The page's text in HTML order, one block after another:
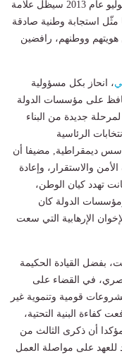
عضو لجنة الإدارة المحلية، أن بيان الثالث من يوليو عام 2013 سيظل علامة
مثّل استجابة وطنية صادقة
هويتهم ووطنهم، رافضين
، انحاز بكل مسؤولية
على مؤسسات الدولة
جديدة من البناء
الرئاسية
أسس ديمقراطية, مضيفا أن
والاستقرار، وإعادة
تهدد كيان الوطن،
الدولة كان
الإرهابية التي سعت
بفضل القيادة الحكيمة
في القضاء على
قومية وتنموية غير
البنية التحتية،
أن ذكرى الثالث من
للعهد على مواصلة العمل